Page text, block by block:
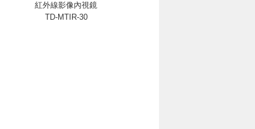
紅外線影像內視鏡
TD-MTIR-30